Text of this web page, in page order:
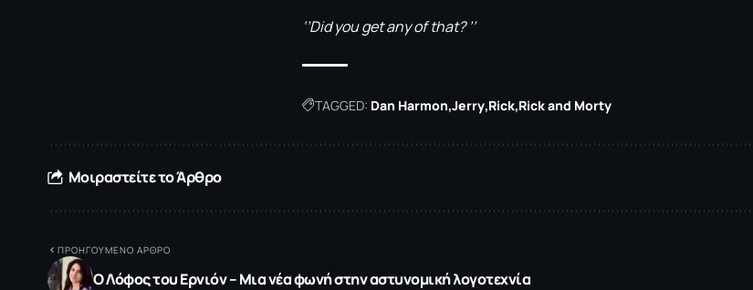
‘’Did you get any of that? ’’
TAGGED: Dan Harmon Jerry Rick Rick and Morty
Μοιραστείτε το Άρθρο
ΠΡΟΗΓΟΥΜΕΝΟ ΑΡΘΡΟ
Ο Λόφος του Ερνιόν – Μια νέα φωνή στην αστυνομική λογοτεχνία